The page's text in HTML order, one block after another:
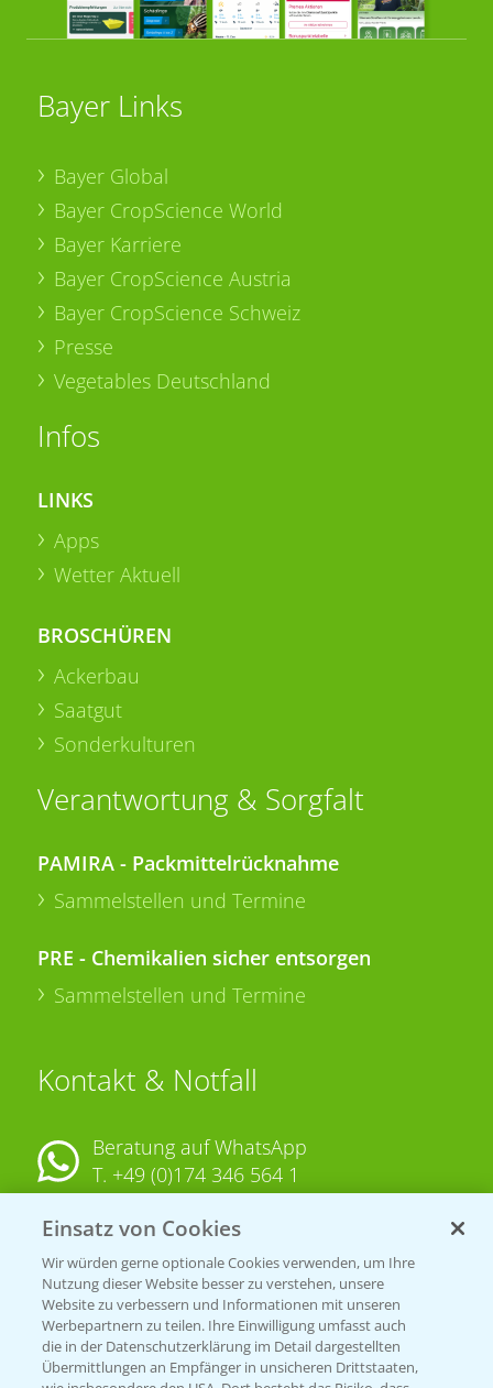
Bayer Links
Bayer Global
Bayer CropScience World
Bayer Karriere
Bayer CropScience Austria
Bayer CropScience Schweiz
Presse
Vegetables Deutschland
Infos
LINKS
Apps
Wetter Aktuell
BROSCHÜREN
Ackerbau
Saatgut
Sonderkulturen
Verantwortung & Sorgfalt
PAMIRA - Packmittelrücknahme
Sammelstellen und Termine
PRE - Chemikalien sicher entsorgen
Sammelstellen und Termine
Kontakt & Notfall
Beratung auf WhatsApp
T. +49 (0)174 346 564 1
KONTAKT
Hilfe in Notfällen
T.+49 (0)214/30-20220
Einsatz von Cookies
Wir würden gerne optionale Cookies verwenden, um Ihre
Nutzung dieser Website besser zu verstehen, unsere
Website zu verbessern und Informationen mit unseren
Werbepartnern zu teilen. Ihre Einwilligung umfasst auch
die in der Datenschutzerklärung im Detail dargestellten
Übermittlungen an Empfänger in unsicheren Drittstaaten,